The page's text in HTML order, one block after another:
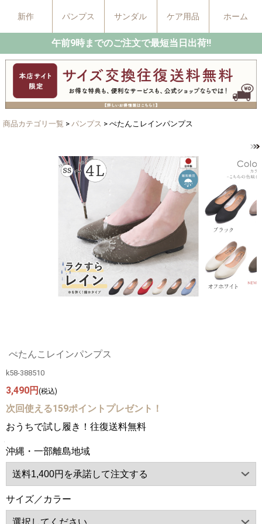
新作 パンプス サンダル ケア用品 ホーム
午前9時までのご注文で最短当日出荷!!
商品カテゴリ一覧 > パンプス > ぺたんこレインパンプス
ぺたんこレインパンプス
k58-388510
3,490円 (税込)
次回使える159ポイントプレゼント！
おうちで試し履き！往復送料無料
沖縄・一部離島地域
サイズ／カラー